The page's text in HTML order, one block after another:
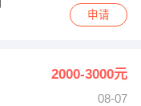
申请
2000-3000元
08-07